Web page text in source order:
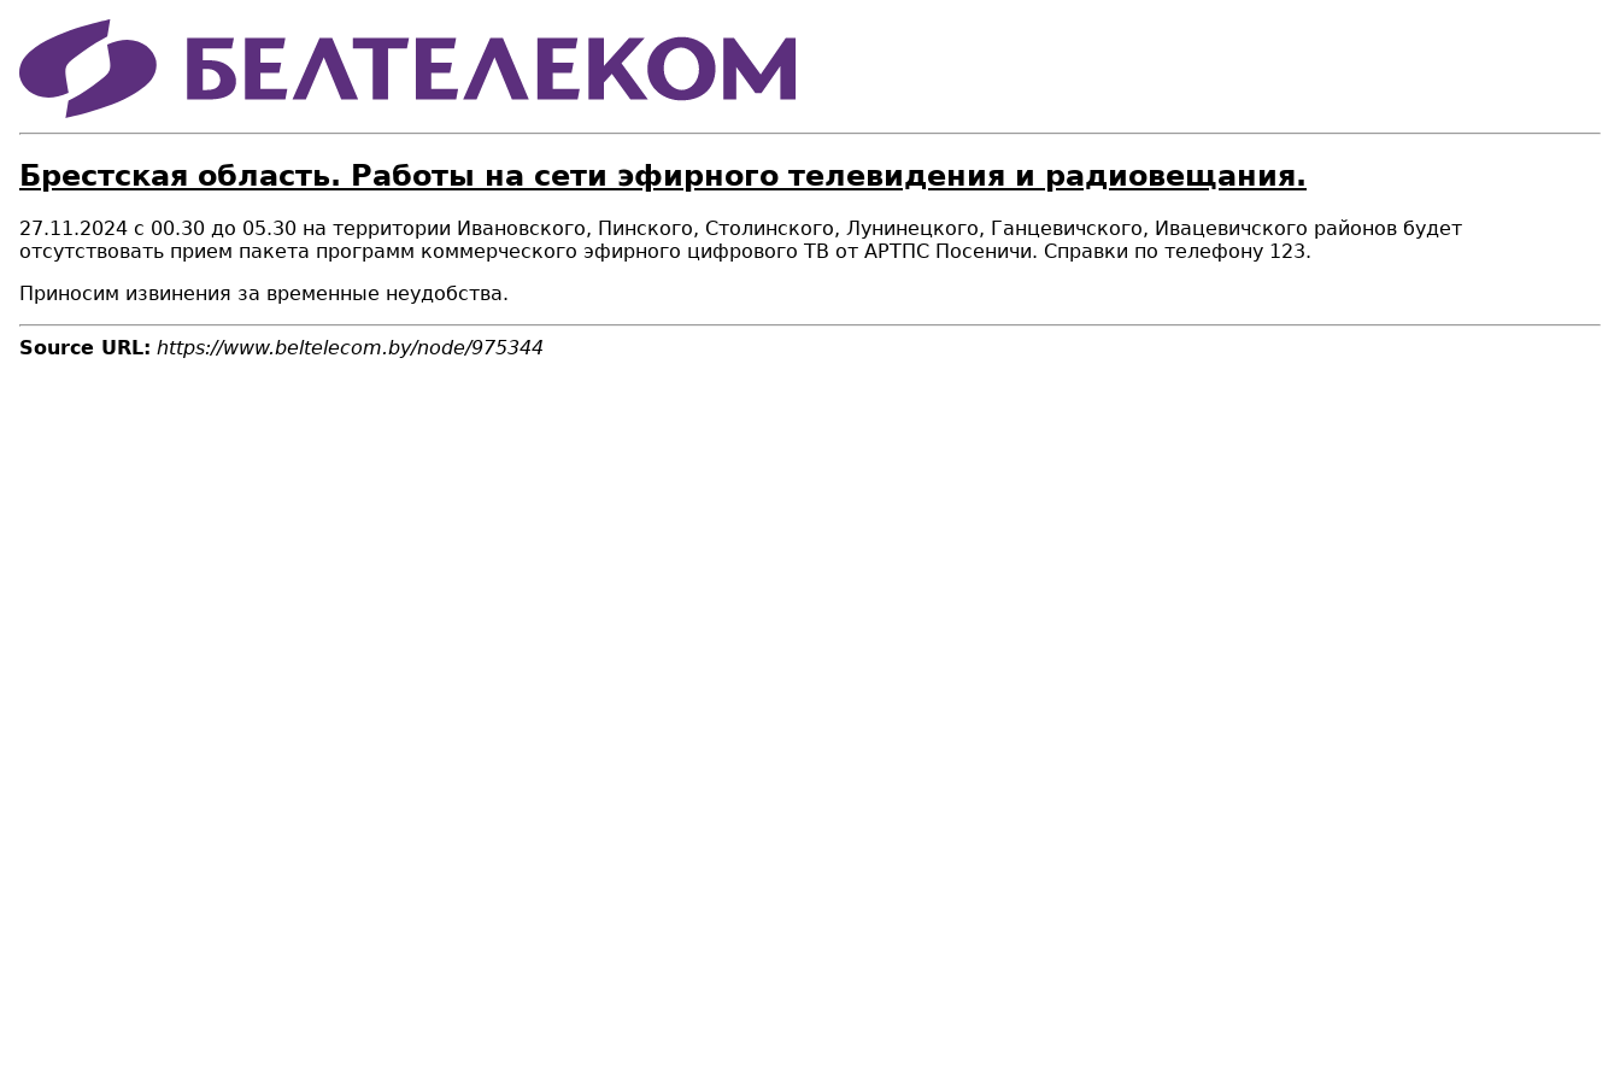
Брестская область. Работы на сети эфирного телевидения и радиовещания.
27.11.2024 с 00.30 до 05.30 на территории Ивановского, Пинского, Столинского, Лунинецкого, Ганцевичского, Ивацевичского районов будет
отсутствовать прием пакета программ коммерческого эфирного цифрового ТВ от АРТПС Посеничи. Справки по телефону 123.
Приносим извинения за временные неудобства.
Source URL: https://www.beltelecom.by/node/975344